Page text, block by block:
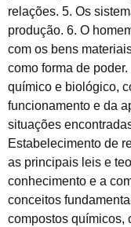
relações. 5. Os
produção. 6. O
com os bens
como forma de
químico e biológico,
funcionamento e da
situações
Estabelecimento de
as principais leis e
conhecimento e a
conceitos
compostos químicos,